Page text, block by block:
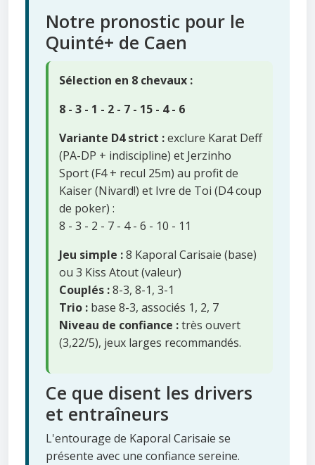
Notre pronostic pour le
Quinté+ de Caen
Sélection en 8 chevaux :
8 - 3 - 1 - 2 - 7 - 15 - 4 - 6
Variante D4 strict :exclure Karat Deff
(PA-DP + indiscipline) et Jerzinho
Sport (F4 + recul 25m) au profit de
Kaiser (Nivard!) et Ivre de Toi (D4 coup
de poker) :
8 - 3 - 2 - 7 - 4 - 6 - 10 - 11
Jeu simple :8 Kaporal Carisaie (base)
ou 3 Kiss Atout (valeur)
Couplés :8-3, 8-1, 3-1
Trio : base 8-3, associés 1, 2, 7
Niveau de confiance :très ouvert
(3,22/5), jeux larges recommandés.
Ce que disent les drivers
et entraîneurs
L'entourage de Kaporal Carisaie se
présente avec une confiance sereine.